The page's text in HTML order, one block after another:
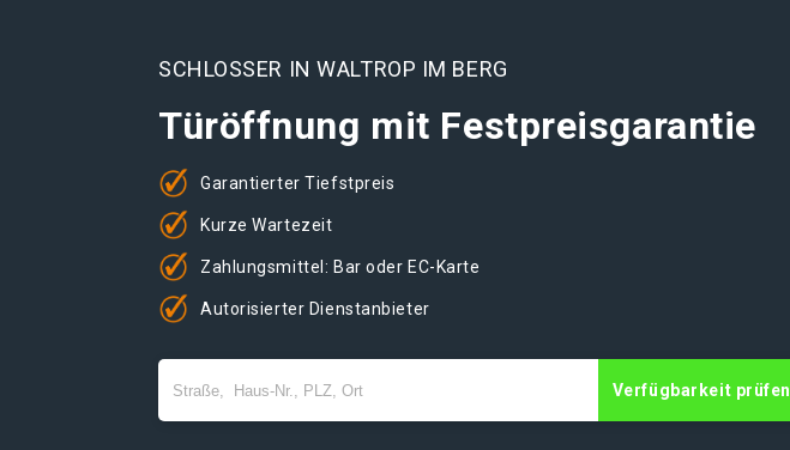
SCHLOSSER IN WALTROP IM BERG
Türöffnung mit Festpreisgarantie
Garantierter Tiefstpreis
Kurze Wartezeit
Zahlungsmittel: Bar oder EC-Karte
Autorisierter Dienstanbieter
Verfügbarkeit prüfen